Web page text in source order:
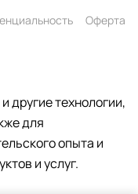
Оферта
другие технологии,
для
опыта и
и услуг.